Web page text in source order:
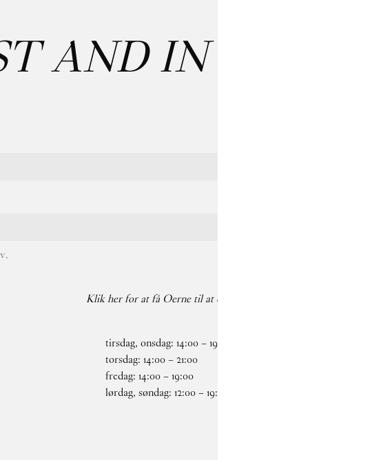
AND IN CARE
Klik her for at få Oerne til at danse på din pauseskærm igen
tirsdag, onsdag: 14:00–19:
torsdag: 14:00–21:00
fredag: 14:00–19:00
lørdag, søndag: 12:00–19: